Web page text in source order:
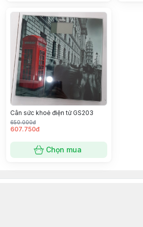
Cân sức khoẻ điện tử GS203
650.000đ
607.750đ
Chọn mua